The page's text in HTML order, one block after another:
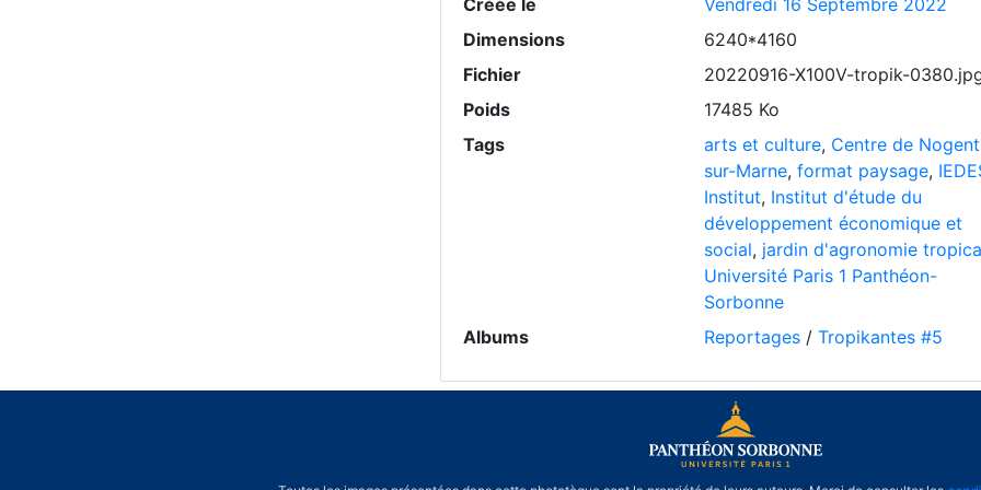
Créée le
Vendredi 16 Septembre 2022
Dimensions
6240*4160
Fichier
20220916-X100V-tropik-
Poids
17485 Ko
Tags
arts et culture, Centre de
sur-Marne, format paysage,
Institut, Institut d'étude du
développement économique et
social, jardin d'agronomie
Université Paris 1 Panthéon-
Sorbonne
Albums
Reportages / Tropikantes #5